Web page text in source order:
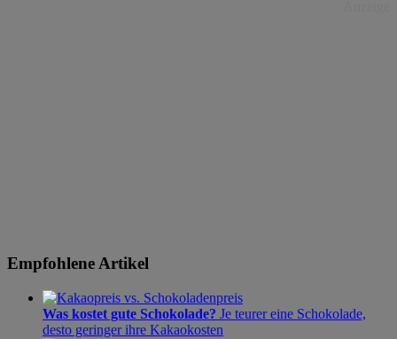
Empfohlene Artikel
Was kostet gute Schokolade? Je teurer eine Schokolade,
desto geringer ihre Kakaokosten